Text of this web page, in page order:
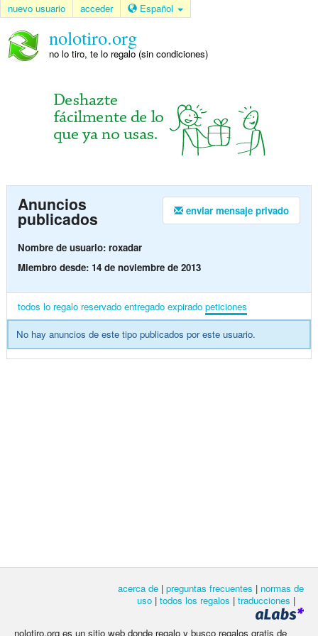
nuevo usuario acceder Español
nolotiro.org
no lo tiro, te lo regalo (sin condiciones)
enviar mensaje privado
Anuncios
publicados
Nombre de usuario: roxadar
Miembro desde: 14 de noviembre de 2013
todos lo regalo reservado entregado expirado peticiones
No hay anuncios de este tipo publicados por este usuario.
acerca de | preguntas frecuentes | normas de
uso | todos los regalos | traducciones |
nolotiro.org es un sitio web donde regalo y busco regalos gratis de